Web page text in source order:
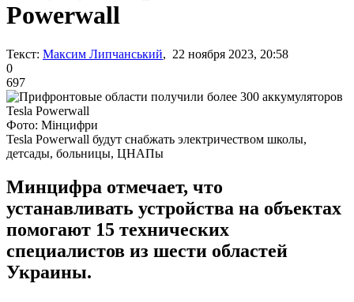
Powerwall
Текст: Максим Липчанський, 22 ноября 2023, 20:58
0
697
Фото: Мінцифри
Tesla Powerwall будут снабжать электричеством школы,
детсады, больницы, ЦНАПы
Минцифра отмечает, что
устанавливать устройства на объектах
помогают 15 технических
специалистов из шести областей
Украины.